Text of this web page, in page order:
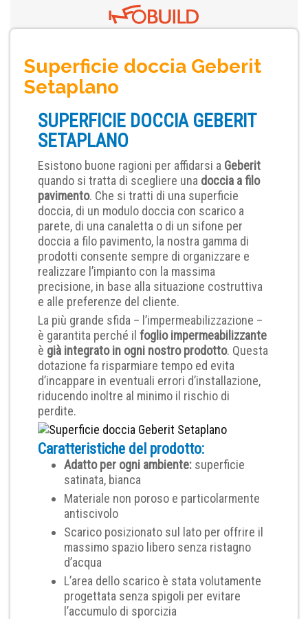
Superficie doccia Geberit
Setaplano
SUPERFICIE DOCCIA GEBERIT
SETAPLANO
Esistono buone ragioni per affidarsi a Geberit
quando si tratta di scegliere una doccia a filo
pavimento. Che si tratti di una superficie
doccia, di un modulo doccia con scarico a
parete, di una canaletta o di un sifone per
doccia a filo pavimento, la nostra gamma di
prodotti consente sempre di organizzare e
realizzare l’impianto con la massima
precisione, in base alla situazione costruttiva
e alle preferenze del cliente.
La più grande sfida – l’impermeabilizzazione –
è garantita perché il foglio impermeabilizzante
è già integrato in ogni nostro prodotto. Questa
dotazione fa risparmiare tempo ed evita
d’incappare in eventuali errori d’installazione,
riducendo inoltre al minimo il rischio di
perdite.
Caratteristiche del prodotto:
Adatto per ogni ambiente: superficie
satinata, bianca
Materiale non poroso e particolarmente
antiscivolo
Scarico posizionato sul lato per offrire il
massimo spazio libero senza ristagno
d’acqua
L’area dello scarico è stata volutamente
progettata senza spigoli per evitare
l’accumulo di sporcizia